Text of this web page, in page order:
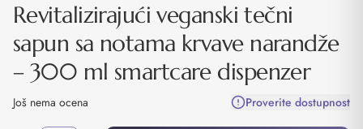
Revitalizirajući veganski tečni
sapun sa notama krvave narandže
– 300 ml smartcare dispenzer
Još nema ocena Proverite dostupnost